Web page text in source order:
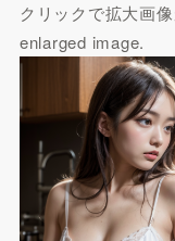
クリックで拡大画
enlarged image.